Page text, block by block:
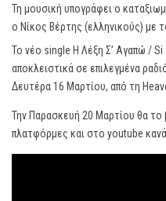
Τη μουσική υπογράφει ο
ο Νίκος Βέρτης (ελληνικούς) με
Το νέο single Η Λέξη Σ’ Αγαπώ /
αποκλειστικά σε επιλεγμένα
Δευτέρα 16 Μαρτίου, από τη
Την Παρασκευή 20 Μαρτίου θα το
πλατφόρμες και στο youtube